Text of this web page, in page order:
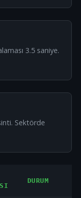
3.5 saniye.
Sektörde
DURUM